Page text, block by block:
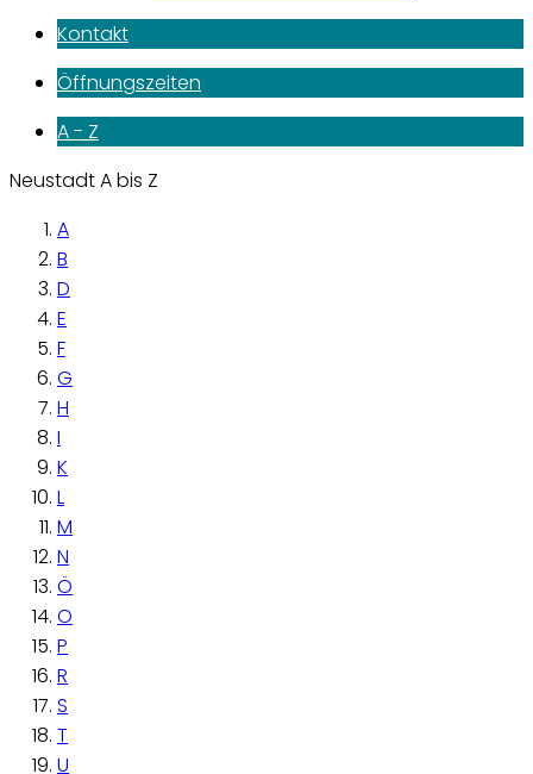
Kontakt
Öffnungszeiten
A - Z
Neustadt A bis Z
A
B
D
E
F
G
H
I
K
L
M
N
Ö
O
P
R
S
T
U